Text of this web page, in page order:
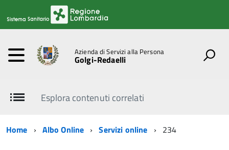
Azienda di Servizi alla Persona
Golgi-Redaelli
Esplora contenuti correlati
Home Albo Online Servizi online 234